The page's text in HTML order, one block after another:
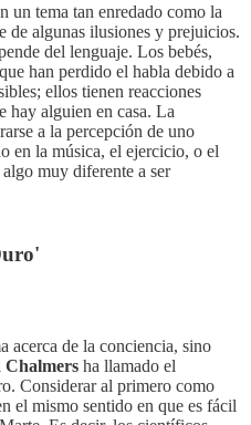
un tema tan enredado como la
de algunas ilusiones y prejuicios.
del lenguaje. Los bebés,
han perdido el habla debido a
ellos tienen reacciones
hay alguien en casa. La
a la percepción de uno
en la música, el ejercicio, o el
muy diferente a ser
acerca de la conciencia, sino
Chalmers ha llamado el
Considerar al primero como
el mismo sentido en que es fácil